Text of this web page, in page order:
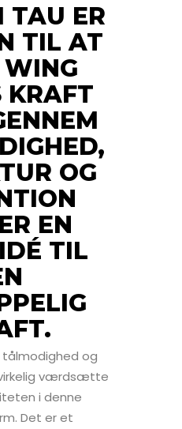
TAU ER
TIL AT
WING
KRAFT
OG
EN
TIL
og
værdsætte
i denne
Det er et